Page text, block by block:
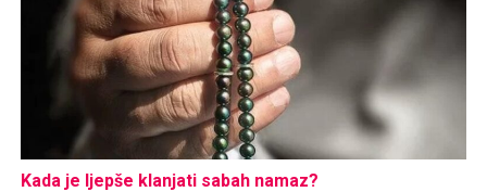
Kada je ljepše klanjati sabah namaz?